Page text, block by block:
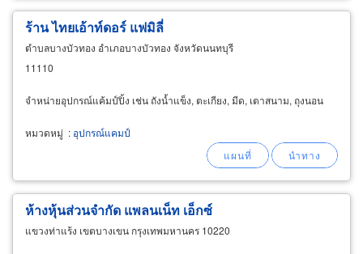
ร้าน ไทยเอ้าท์ดอร์ แฟมิลี่
ตำบลบางบัวทอง อำเภอบางบัวทอง จังหวัดนนทบุรี
11110
จำหน่ายอุปกรณ์แค้มป์ปิ้ง เช่น ถังน้ำแข็ง, ตะเกียง, มีด, เตาสนาม, ถุงนอน
หมวดหมู่ : อุปกรณ์แคมป์
ห้างหุ้นส่วนจำกัด แพลนเน็ท เอ็กซ์
แขวงท่าแร้ง เขตบางเขน กรุงเทพมหานคร 10220